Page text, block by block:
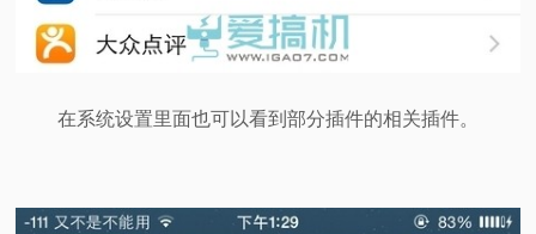
在系统设置里面也可以看到部分插件的相关插件。